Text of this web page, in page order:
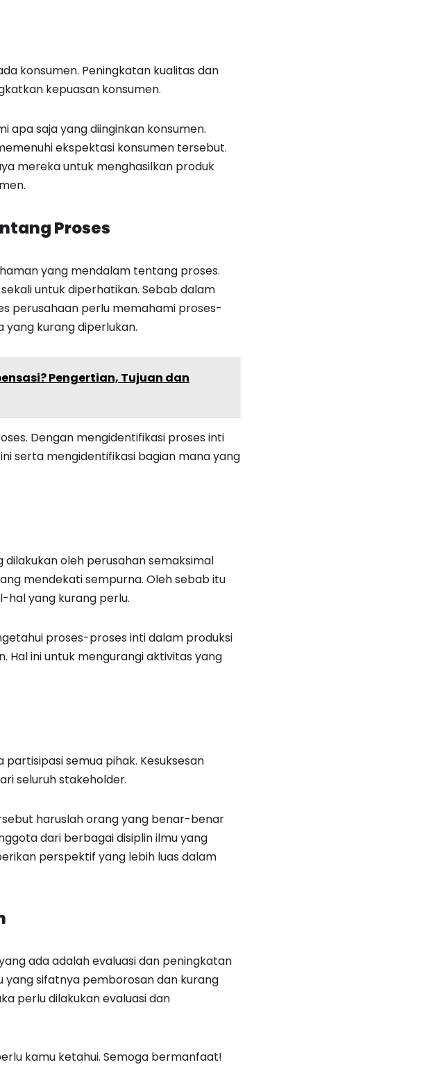
konsumen. Peningkatan kualitas dan
kepuasan konsumen.
apa saja yang diinginkan konsumen.
ekspektasi konsumen tersebut.
mereka untuk menghasilkan produk
Proses
yang mendalam tentang proses.
untuk diperhatikan. Sebab dalam
perusahaan perlu memahami proses-
yang kurang diperlukan.
Pengertian, Tujuan dan
Dengan mengidentifikasi proses inti
serta mengidentifikasi bagian mana yang
dilakukan oleh perusahan semaksimal
mendekati sempurna. Oleh sebab itu
hal yang kurang perlu.
proses-proses inti dalam produksi
Hal ini untuk mengurangi aktivitas yang
semua pihak. Kesuksesan
seluruh stakeholder.
haruslah orang yang benar-benar
dari berbagai disiplin ilmu yang
perspektif yang lebih luas dalam
ada adalah evaluasi dan peningkatan
yang sifatnya pemborosan dan kurang
perlu dilakukan evaluasi dan
kamu ketahui. Semoga bermanfaat!